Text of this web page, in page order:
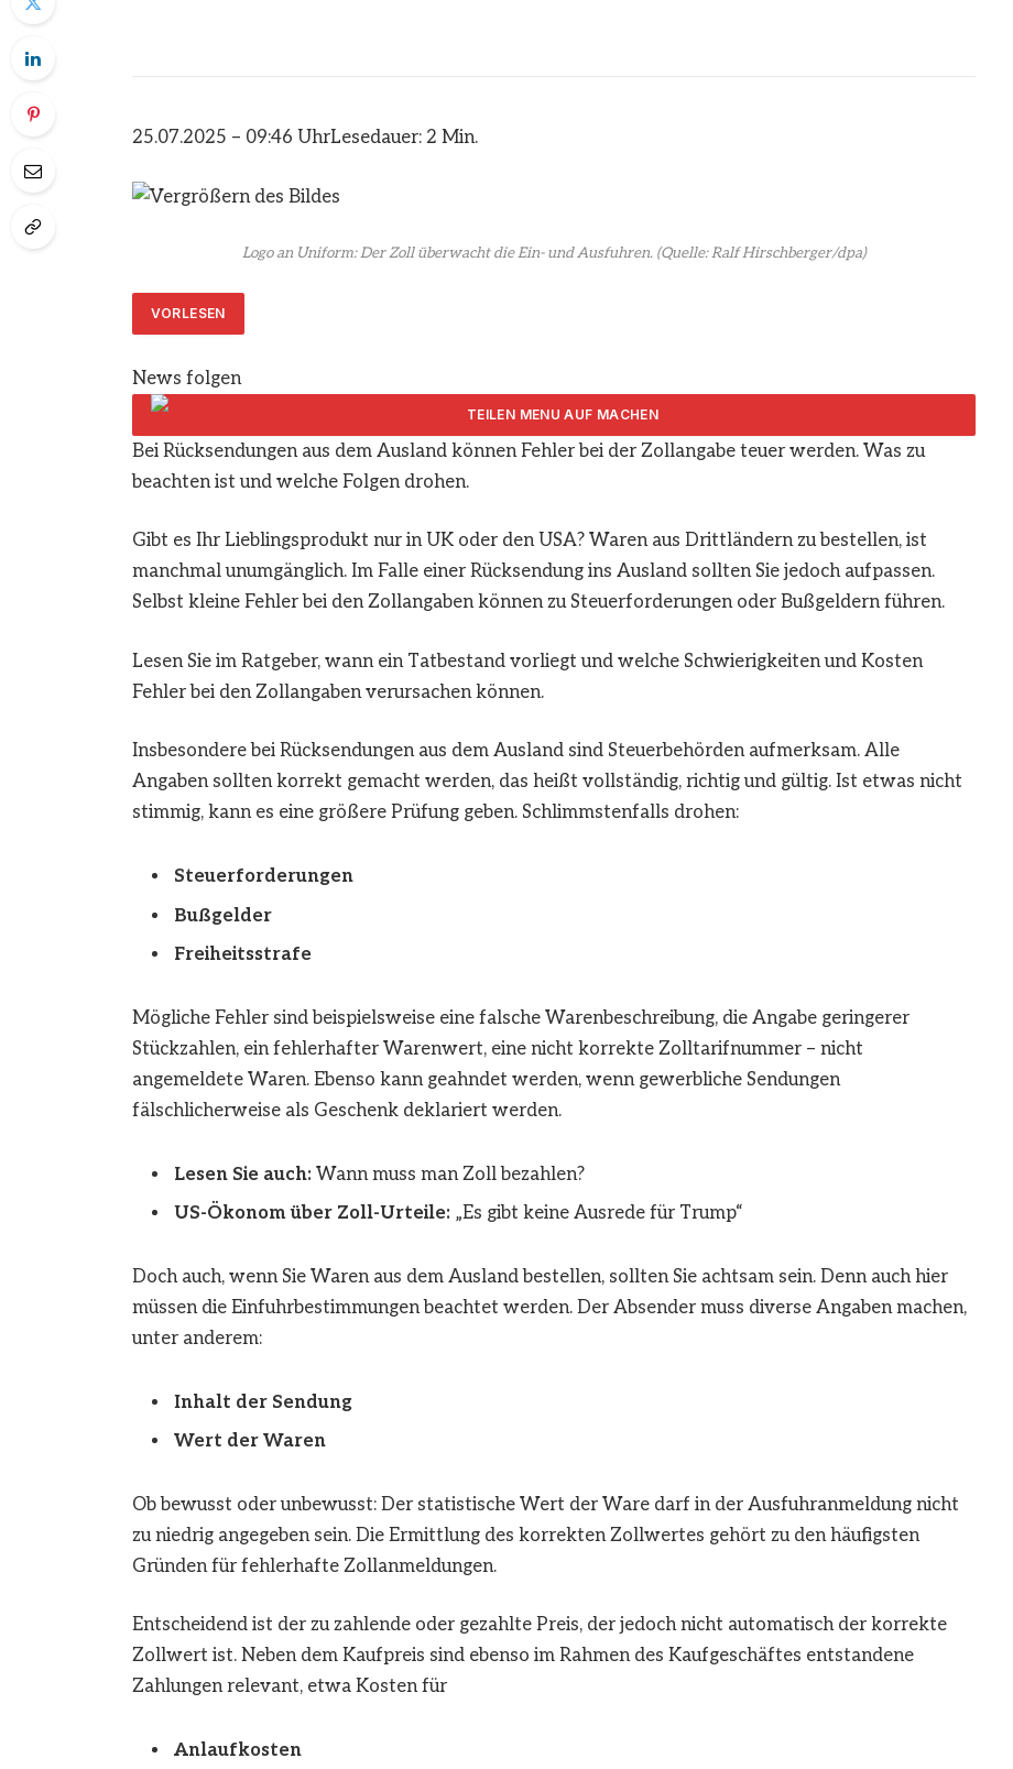
25.07.2025 – 09:46 UhrLesedauer: 2 Min.
Logo an Uniform: Der Zoll überwacht die Ein- und Ausfuhren.(Quelle: Ralf Hirschberger/dpa)
VORLESEN
News folgen
ARTIKEL TEILEN
Bei Rücksendungen aus dem Ausland können Fehler bei der Zollangabe teuer werden. Was zu
beachten ist und welche Folgen drohen.
Gibt es Ihr Lieblingsprodukt nur in UK oder den USA? Waren aus Drittländern zu bestellen, ist
manchmal unumgänglich. Im Falle einer Rücksendung ins Ausland sollten Sie jedoch aufpassen.
Selbst kleine Fehler bei den Zollangaben können zu Steuerforderungen oder Bußgeldern führen.
Lesen Sie im Ratgeber, wann ein Tatbestand vorliegt und welche Schwierigkeiten und Kosten
Fehler bei den Zollangaben verursachen können.
Insbesondere bei Rücksendungen aus dem Ausland sind Steuerbehörden aufmerksam. Alle
Angaben sollten korrekt gemacht werden, das heißt vollständig, richtig und gültig. Ist etwas nicht
stimmig, kann es eine größere Prüfung geben. Schlimmstenfalls drohen:
Steuerforderungen
Bußgelder
Freiheitsstrafe
Mögliche Fehler sind beispielsweise eine falsche Warenbeschreibung, die Angabe geringerer
Stückzahlen, ein fehlerhafter Warenwert, eine nicht korrekte Zolltarifnummer – nicht
angemeldete Waren. Ebenso kann geahndet werden, wenn gewerbliche Sendungen
fälschlicherweise als Geschenk deklariert werden.
Lesen Sie auch:Wann muss man Zoll bezahlen?
US-Ökonom über Zoll-Urteile:„Es gibt keine Ausrede für Trump“
Doch auch, wenn Sie Waren aus dem Ausland bestellen, sollten Sie achtsam sein. Denn auch hier
müssen die Einfuhrbestimmungen beachtet werden. Der Absender muss diverse Angaben machen,
unter anderem:
Inhalt der Sendung
Wert der Waren
Ob bewusst oder unbewusst: Der statistische Wert der Ware darf in der Ausfuhranmeldung nicht
zu niedrig angegeben sein. Die Ermittlung des korrekten Zollwertes gehört zu den häufigsten
Gründen für fehlerhafte Zollanmeldungen.
Entscheidend ist der zu zahlende oder gezahlte Preis, der jedoch nicht automatisch der korrekte
Zollwert ist. Neben dem Kaufpreis sind ebenso im Rahmen des Kaufgeschäftes entstandene
Zahlungen relevant, etwa Kosten für
Anlaufkosten